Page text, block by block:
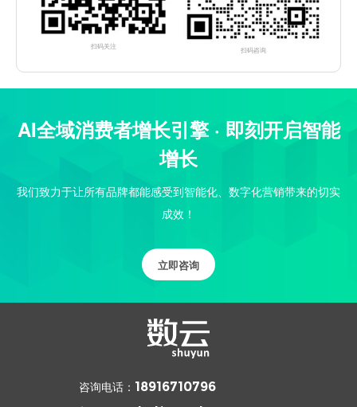
扫码关注 扫码咨询
AI全域消费者增长引擎 · 即刻开启智能
增长
我们致力于让所有品牌都能感受到智能化、数字化营销带来的切实
成效！
立即咨询
咨询电话： 18916710796